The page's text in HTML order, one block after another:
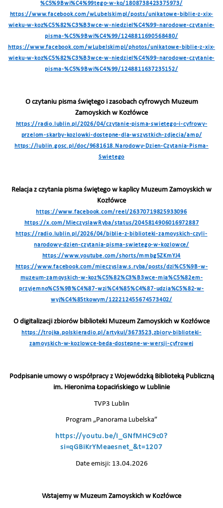
%C5%9Bwi%C4%99tego-w-ko/1808738423375973/
https://www.facebook.com/wLubelskimpl/posts/unikatowe-biblie-z-xix-
wieku-w-koz%C5%82%C3%B3wce-w-niedziel%C4%99-narodowe-czytanie-
pisma-%C5%9Bwi%C4%99/1248811690568480/
https://www.facebook.com/wLubelskimpl/photos/unikatowe-biblie-z-xix-
wieku-w-koz%C5%82%C3%B3wce-w-niedziel%C4%99-narodowe-czytanie-
pisma-%C5%9Bwi%C4%99/1248811637235152/
O czytaniu pisma świętego i zasobach cyfrowych Muzeum
Zamoyskich w Kozłówce
https://radio.lublin.pl/2026/04/czytanie-pisma-swietego-i-cyfrowy-
przelom-skarby-kozlowki-dostepne-dla-wszystkich-zdjecia/amp/
https://lublin.gosc.pl/doc/9681618.Narodowy-Dzien-Czytania-Pisma-
Swietego
Relacja z czytania pisma świętego w kaplicy Muzeum Zamoyskich w
Kozłówce
https://www.facebook.com/reel/26370719825933096
https://x.com/MieczyslawRyba/status/2045814906016972887
https://radio.lublin.pl/2026/04/biblie-z-biblioteki-zamoyskich-czyli-
narodowy-dzien-czytania-pisma-swietego-w-kozlowce/
https://www.youtube.com/shorts/mmbg5ZKmYJ4
https://www.facebook.com/mieczyslaw.s.ryba/posts/dzi%C5%9B-w-
muzeum-zamoyskich-w-koz%C5%82%C3%B3wce-mia%C5%82em-
przyjemno%C5%9B%C4%87-wzi%C4%85%C4%87-udzia%C5%82-w-
wyj%C4%85tkowym/122212455674573402/
O digitalizacji zbiorów biblioteki Muzeum Zamoyskich w Kozłówce
https://trojka.polskieradio.pl/artykul/3673523,zbiory-biblioteki-
zamoyskich-w-kozlowce-beda-dostepne-w-wersji-cyfrowej
Podpisanie umowy o współpracy z Wojewódzką Biblioteką Publiczną
im. Hieronima Łopacińskiego w Lublinie
TVP3 Lublin
Program „Panorama Lubelska”
https://youtu.be/I_GNfMHC9c0?
si=qGBiKrYMeaesnet_&t=1207
Date emisji: 13.04.2026
Wstajemy w Muzeum Zamoyskich w Kozłówce